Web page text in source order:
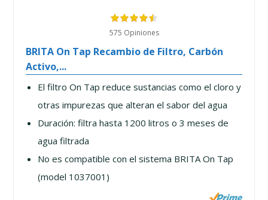
575 Opiniones
BRITA On Tap Recambio de Filtro, Carbón
Activo,...
El filtro On Tap reduce sustancias como el cloro y
otras impurezas que alteran el sabor del agua
Duración: filtra hasta 1200 litros o 3 meses de
agua filtrada
No es compatible con el sistema BRITA On Tap
(model 1037001)